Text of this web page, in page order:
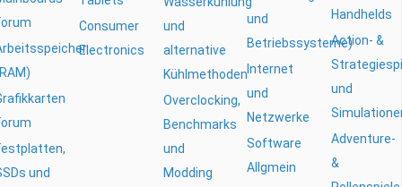
und
Consumer
Electronics
und
alternative
Kühlmethoden
Overclocking,
Benchmarks
und
Modding
und
Betriebssysteme)
Internet
und
Netzwerke
Software
Allgmein
Handhelds
Action- &
und
Adventure-
&